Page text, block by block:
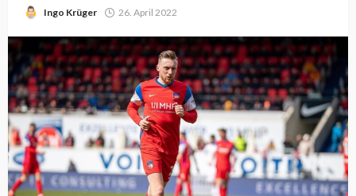
Ingo Krüger 26. April 2022